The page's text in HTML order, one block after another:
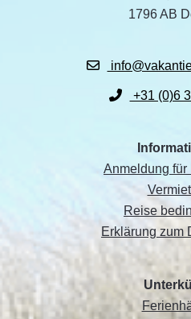
1796 AB
+31 (0)6
Anmeldung für
Reise
Erklärung zum